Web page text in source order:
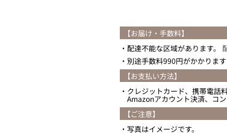
【お届け・手数料】
配達不能な区域があります。
別途手数料990円がかかります
【お支払い方法】
クレジットカード、携帯電話
Amazonアカウント決済、コ
【ご注意】
写真はイメージです。